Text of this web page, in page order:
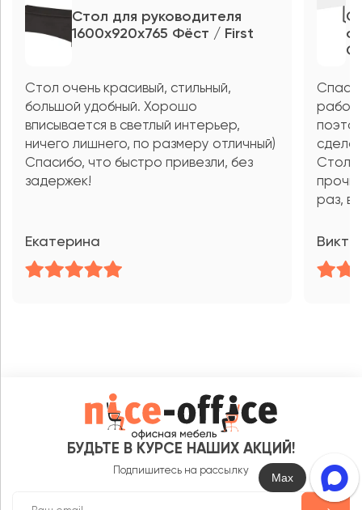
Стол для руководителя
1600x920x765 Фёст / First
Стол очень красивый, стильный,
большой удобный. Хорошо
вписывается в светлый интерьер,
ничего лишнего, по размеру отличный)
Спасибо, что быстро привезли, без
задержек!
Екатерина
Стол
раз,
БУДЬТЕ В КУРСЕ НАШИХ АКЦИЙ!
Подпишитесь на рассылку
Max